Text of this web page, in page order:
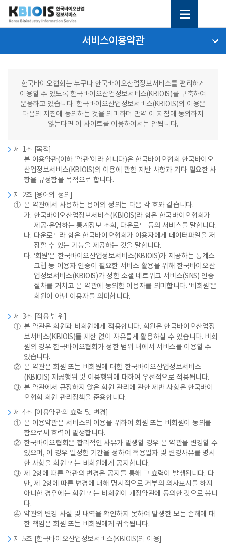
서비스이용약관
한국바이오협회는 누구나 한국바이오산업정보서비스를 편리하게
이용할 수 있도록 한국바이오산업정보서비스(KBIOIS)를 구축하여
운용하고 있습니다. 한국바이오산업정보서비스(KBIOIS)의 이용은
다음의 지침에 동의하는 것을 의미하며 만약 이 지침에 동의하지
않는다면 이 사이트를 이용하여서는 안됩니다.
제 1조 [목적]
본 이용약관(이하 '약관'이라 합니다)은 한국바이오협회 한국바이오
산업정보서비스(KBIOIS)의 이용에 관한 제반 사항과 기타 필요한 사
항을 규정함을 목적으로 합니다.
제 2조 [용어의 정의]
① 본 약관에서 사용하는 용어의 정의는 다음 각 호와 같습니다.
가. 한국바이오산업정보서비스(KBIOIS)라 함은 한국바이오협회가
제공·운영하는 통계정보 조회, 다운로드 등의 서비스를 말합니다.
나. 다운로드라 함은 한국바이오협회가 이용자에게 데이터파일을 저
장할 수 있는 기능을 제공하는 것을 말합니다.
다. ‘회원’은 한국바이오산업정보서비스(KBIOIS)가 제공하는 통계스
크랩 등 이용자 인증이 필요한 서비스 활용을 위해 한국바이오산
업정보서비스(KBIOIS)가 정한 소셜 네트워크 서비스(SNS) 인증
절차를 거치고 본 약관에 동의한 이용자를 의미합니다. ‘비회원’은
회원이 아닌 이용자를 의미합니다.
제 3조 [적용 범위]
① 본 약관은 회원과 비회원에게 적용합니다. 회원은 한국바이오산업정
보서비스(KBIOIS)를 제한 없이 자유롭게 활용하실 수 있습니다. 비회
원의 경우 한국바이오협회가 정한 범위 내에서 서비스를 이용할 수
있습니다.
② 본 약관은 회원 또는 비회원에 대한 한국바이오산업정보서비스
(KBIOIS) 제공행위 및 이용행위에 대하여 우선적으로 적용됩니다.
③ 본 약관에서 규정하지 않은 회원 관리에 관한 제반 사항은 한국바이
오협회 회원 관리정책을 준용합니다.
제 4조 [이용약관의 효력 및 변경]
① 본 이용약관은 서비스의 이용을 위하여 회원 또는 비회원이 동의를
함으로써 효력이 발생합니다.
② 한국바이오협회은 합리적인 사유가 발생할 경우 본 약관을 변경할 수
있으며, 이 경우 일정한 기간을 정하여 적용일자 및 변경사유를 명시
한 사항을 회원 또는 비회원에게 공지합니다.
③ 제 2항에 따른 약관의 변경은 공지를 통해 그 효력이 발생됩니다. 다
만, 제 2항에 따른 변경에 대해 명시적으로 거부의 의사표시를 하지
아니한 경우에는 회원 또는 비회원이 개정약관에 동의한 것으로 봅니
다.
④ 약관의 변경 사실 및 내역을 확인하지 못하여 발생한 모든 손해에 대
한 책임은 회원 또는 비회원에게 귀속됩니다.
제 5조 [한국바이오산업정보서비스(KBIOIS)의 이용]